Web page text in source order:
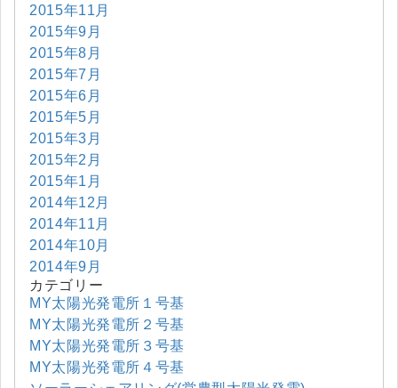
2015年11月
2015年9月
2015年8月
2015年7月
2015年6月
2015年5月
2015年3月
2015年2月
2015年1月
2014年12月
2014年11月
2014年10月
2014年9月
カテゴリー
MY太陽光発電所１号基
MY太陽光発電所２号基
MY太陽光発電所３号基
MY太陽光発電所４号基